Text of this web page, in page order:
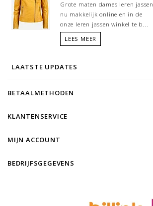
Grote maten dames leren jassen
nu makkelijk online en in de
onze leren jassen winkel te b...
LEES MEER
LAATSTE UPDATES
BETAALMETHODEN
KLANTENSERVICE
MIJN ACCOUNT
BEDRIJFSGEGEVENS